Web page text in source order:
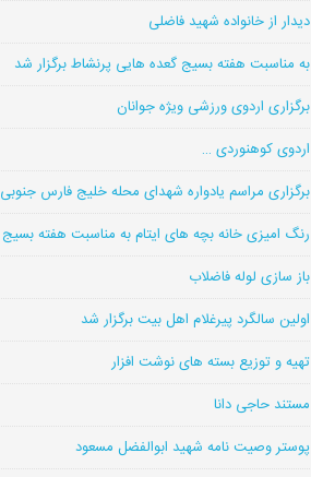
دیدار از خانواده شهید فاضلی
به مناسبت هفته بسیج گعده هایی پرنشاط برگزار شد
برگزاری اردوی ورزشی ویژه جوانان
اردوی کوهنوردی …
برگزاری مراسم یادواره شهدای محله خلیج فارس جنوبی
رنگ امیزی خانه بچه های ایتام به مناسبت هفته بسیج
باز سازی لوله فاضلاب
اولین سالگرد پیرغلام اهل بیت برگزار شد
تهیه و توزیع بسته های نوشت افزار
مستند حاجی دانا
پوستر وصیت نامه شهید ابوالفضل مسعود